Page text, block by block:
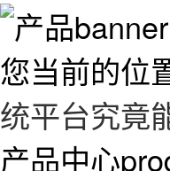
您当前的位
统平台究竟
产品中心